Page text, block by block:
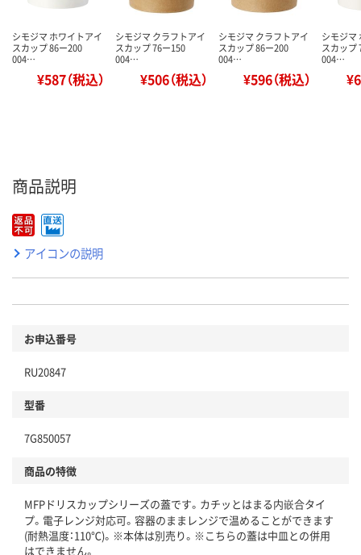
シモジマ ホワイトアイ
スカップ 86ー200
004…
¥587（税込）
シモジマ クラフトアイ
スカップ 76ー150
004…
¥506（税込）
シモジマ クラフトアイ
スカップ 86ー200
004…
¥596（税込）
シモジマ
スカップ
004…
商品説明
アイコンの説明
お申込番号
RU20847
型番
7G850057
商品の特徴
MFPドリスカップシリーズの蓋です。カチッとはまる内嵌合タイ
プ。電子レンジ対応可。容器のままレンジで温めることができます
(耐熱温度：110℃)。※本体は別売り。※こちらの蓋は中皿との併用
はできません。